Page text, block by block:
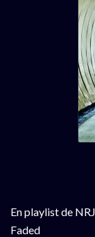
En playlist de
Faded